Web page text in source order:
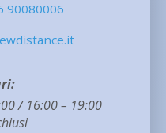
90080006
/ 16:00 – 19:00